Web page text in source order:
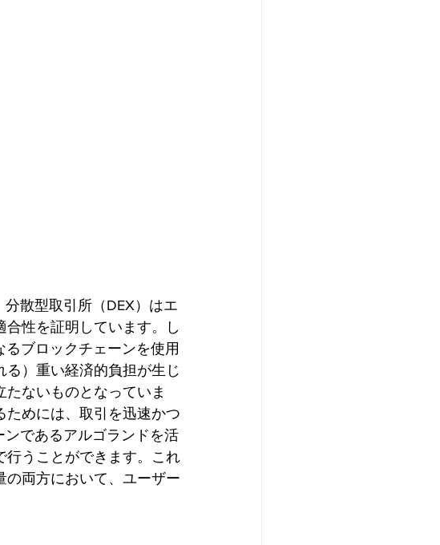
散型取引所（DEX）はエ
性を証明しています。し
ブロックチェーンを使用
）重い経済的負担が生じ
ないものとなっていま
めには、取引を迅速かつ
であるアルゴランドを活
行うことができます。これ
の両方において、ユーザー